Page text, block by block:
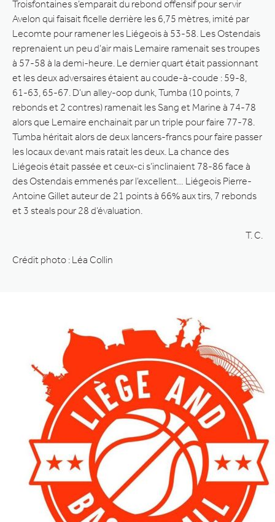
Troisfontaines s’emparait du rebond offensif pour servir
Avelon qui faisait ficelle derrière les 6,75 mètres, imité par
Lecomte pour ramener les Liégeois à 53-58. Les Ostendais
reprenaient un peu d’air mais Lemaire ramenait ses troupes
à 57-58 à la demi-heure. Le dernier quart était passionnant
et les deux adversaires étaient au coude-à-coude : 59-8,
61-63, 65-67. D’un alley-oop dunk, Tumba (10 points, 7
rebonds et 2 contres) ramenait les Sang et Marine à 74-78
alors que Lemaire enchainait par un triple pour faire 77-78.
Tumba héritait alors de deux lancers-francs pour faire passer
les locaux devant mais ratait les deux. La chance des
Liégeois était passée et ceux-ci s’inclinaient 78-86 face à
des Ostendais emmenés par l’excellent… Liégeois Pierre-
Antoine Gillet auteur de 21 points à 66% aux tirs, 7 rebonds
et 3 steals pour 28 d’évaluation.
T. C.
Crédit photo : Léa Collin